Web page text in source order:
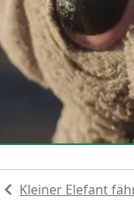
Kleiner Elefant